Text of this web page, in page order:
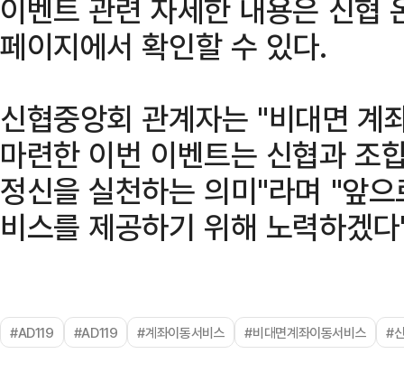
이벤트 관련 자세한 내용은 신협
페이지에서 확인할 수 있다.
신협중앙회 관계자는 "비대면 계
마련한 이번 이벤트는 신협과 조
정신을 실천하는 의미"라며 "앞
비스를 제공하기 위해 노력하겠
#AD119 #AD119 #계좌이동서비스 #비대면계좌이동서비스 #